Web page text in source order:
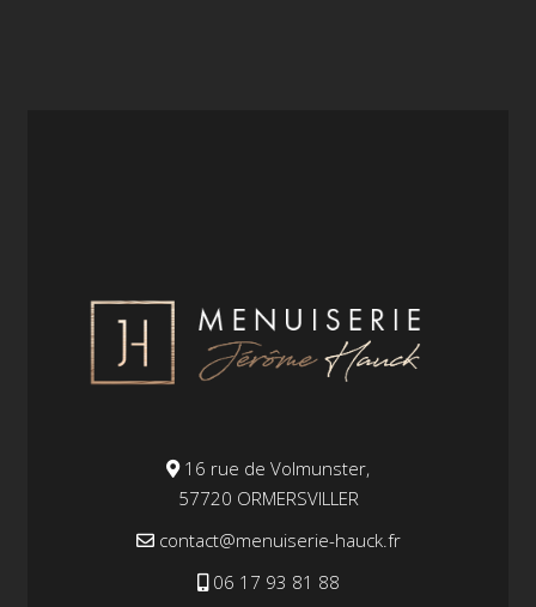
16 rue de Volmunster,
57720 ORMERSVILLER
contact@menuiserie-hauck.fr
06 17 93 81 88